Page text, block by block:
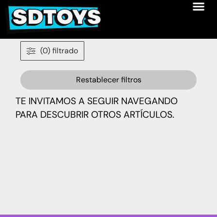
(0) filtrado
Restablecer filtros
TE INVITAMOS A SEGUIR NAVEGANDO
PARA DESCUBRIR OTROS ARTÍCULOS.